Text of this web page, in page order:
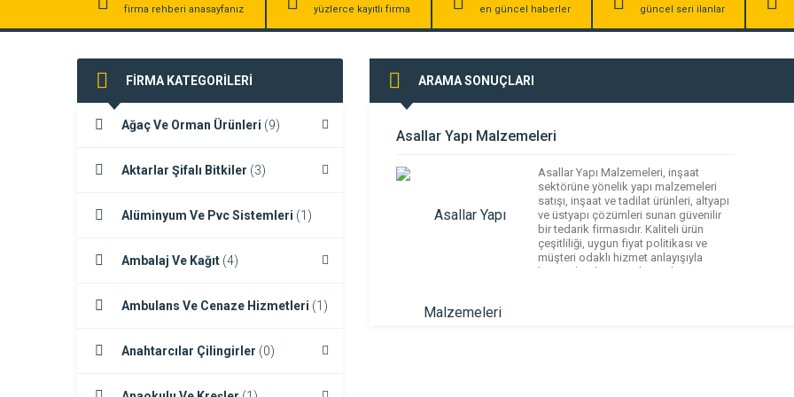
firma rehberi anasayfanız yüzlerce kayıtlı firma en güncel haberler güncel seri ilanlar
FİRMA KATEGORİLERİ
Ağaç Ve Orman Ürünleri (9)
Aktarlar Şifalı Bitkiler (3)
Alüminyum Ve Pvc Sistemleri (1)
Ambalaj Ve Kağıt (4)
Ambulans Ve Cenaze Hizmetleri (1)
Anahtarcılar Çilingirler (0)
ARAMA SONUÇLARI
Asallar Yapı Malzemeleri
Asallar Yapı Malzemeleri, inşaat
sektörüne yönelik yapı malzemeleri
satışı, inşaat ve tadilat ürünleri, altyapı
ve üstyapı çözümleri sunan güvenilir
bir tedarik firmasıdır. Kaliteli ürün
çeşitliliği, uygun fiyat politikası ve
müşteri odaklı hizmet anlayışıyla
bireysel ve kurumsal projelere